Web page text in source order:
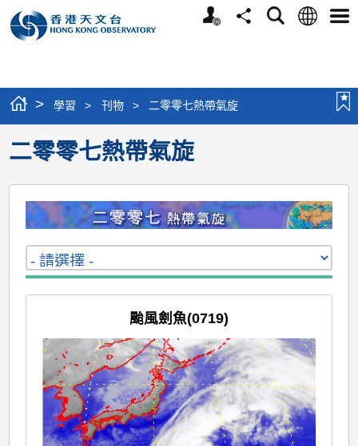
個
分
搜
語
選
> 學習 > 刊物 > 二零零七熱帶氣旋
二零零七熱帶氣旋
颱風劍魚(0719)